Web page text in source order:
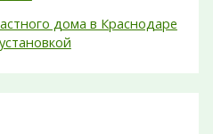
дома в Краснодаре